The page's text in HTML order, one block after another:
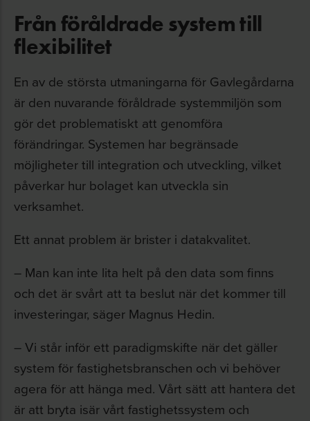
Från föråldrade system till
flexibilitet
En av de största utmaningarna för Gavlegårdarna
är den nuvarande föråldrade systemmiljön som
gör det problematiskt att genomföra
förändringar. Systemen har begränsade
möjligheter till integration och utveckling, vilket
påverkar hur bolaget kan utveckla sin
verksamhet.
Ett annat problem är brister i datakvalitet.
– Man kan inte lita helt på den data som finns
och det är svårt att ta beslut när det kommer till
investeringar, säger Magnus Hedin.
– Vi står inför ett paradigmskifte när det gäller
system för fastighetsbranschen och vi behöver
agera för att hänga med. Vårt sätt att hantera det
är att bryta isär vårt fastighetssystem och